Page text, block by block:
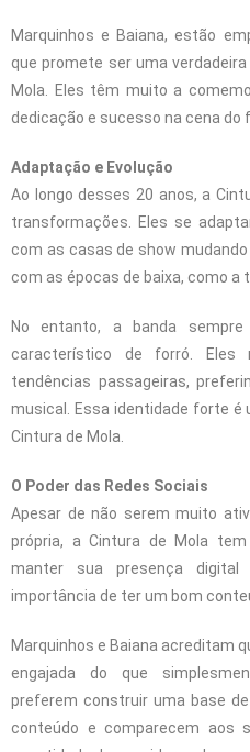
Marquinhos e Baiana, estão
que promete ser uma
Mola. Eles têm muito a
dedicação e sucesso na cena do
Adaptação e Evolução
Ao longo desses 20 anos, a
transformações. Eles se
com as casas de show
com as épocas de baixa, como a
No entanto, a banda
característico de forró. Eles
tendências passageiras,
musical. Essa identidade forte é
Cintura de Mola.
O Poder das Redes Sociais
Apesar de não serem muito
própria, a Cintura de Mola
manter sua presença digital
importância de ter um bom
Marquinhos e Baiana acreditam
engajada do que
preferem construir uma base
conteúdo e comparecem aos